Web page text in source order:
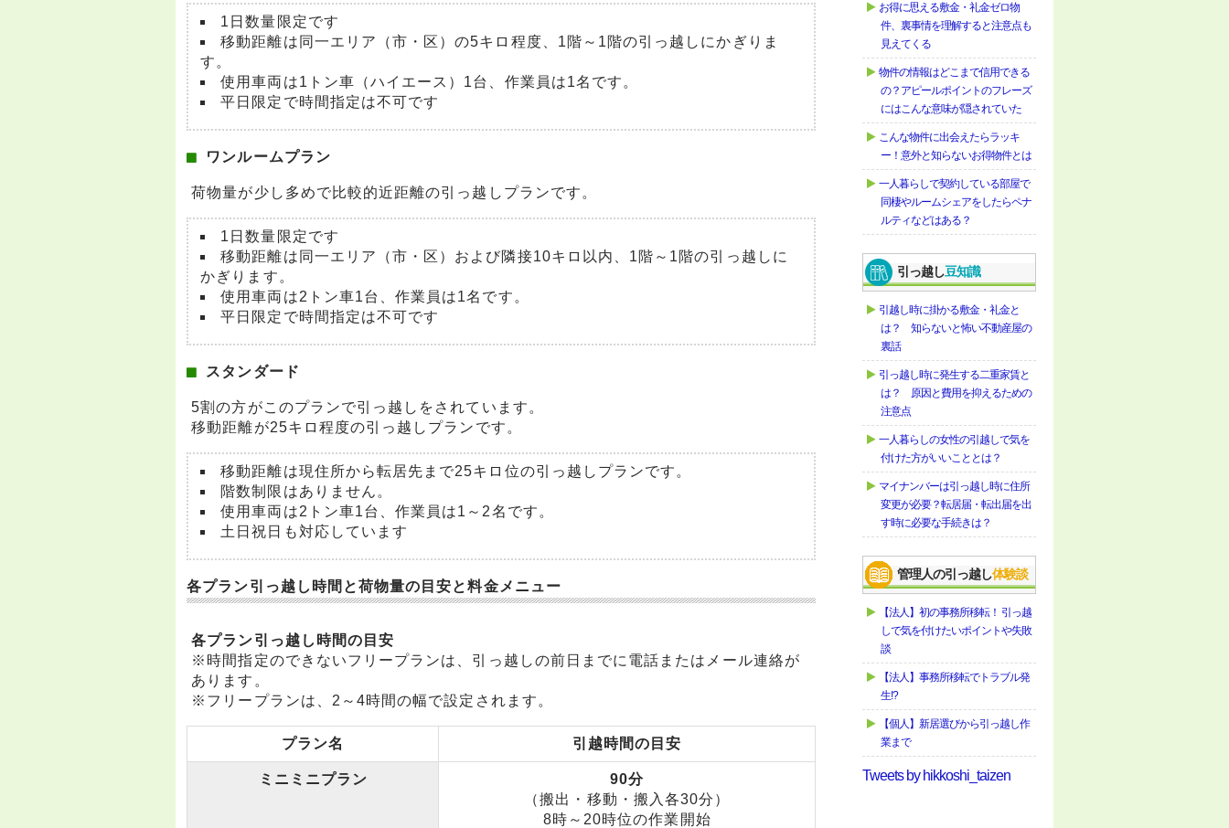
1日数量限定です
移動距離は同一エリア（市・区）の5キロ程度、1階～1階の引っ越しにかぎりま
す。
使用車両は1トン車（ハイエース）1台、作業員は1名です。
平日限定で時間指定は不可です
ワンルームプラン
荷物量が少し多めで比較的近距離の引っ越しプランです。
1日数量限定です
移動距離は同一エリア（市・区）および隣接10キロ以内、1階～1階の引っ越しに
かぎります。
使用車両は2トン車1台、作業員は1名です。
平日限定で時間指定は不可です
スタンダード
5割の方がこのプランで引っ越しをされています。
移動距離が25キロ程度の引っ越しプランです。
移動距離は現住所から転居先まで25キロ位の引っ越しプランです。
階数制限はありません。
使用車両は2トン車1台、作業員は1～2名です。
土日祝日も対応しています
各プラン引っ越し時間と荷物量の目安と料金メニュー
各プラン引っ越し時間の目安
※時間指定のできないフリープランは、引っ越しの前日までに電話またはメール連絡が
あります。
※フリープランは、2～4時間の幅で設定されます。
プラン名 引越時間の目安
ミニミニプラン
90分
（搬出・移動・搬入各30分）
8時～20時位の作業開始
お得に思える敷金・礼金ゼロ物
件、裏事情を理解すると注意点も
見えてくる
物件の情報はどこまで信用できる
の？アピールポイントのフレーズ
にはこんな意味が隠されていた
こんな物件に出会えたらラッキ
ー！意外と知らないお得物件とは
一人暮らしで契約している部屋で
同棲やルームシェアをしたらペナ
ルティなどはある？
引っ越し豆知識
引越し時に掛かる敷金・礼金と
は？ 知らないと怖い不動産屋の
裏話
引っ越し時に発生する二重家賃と
は？ 原因と費用を抑えるための
注意点
一人暮らしの女性の引越しで気を
付けた方がいいこととは？
マイナンバーは引っ越し時に住所
変更が必要？転居届・転出届を出
す時に必要な手続きは？
管理人の引っ越し体験談
【法人】初の事務所移転！ 引っ越
しで気を付けたいポイントや失敗
談
【法人】事務所移転でトラブル発
生!?
【個人】新居選びから引っ越し作
業まで
Tweets by hikkoshi_taizen